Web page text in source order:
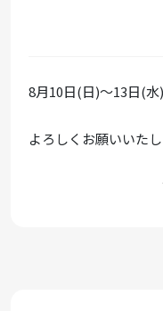
8月10日(日)～13日(水
よろしくお願いいたし